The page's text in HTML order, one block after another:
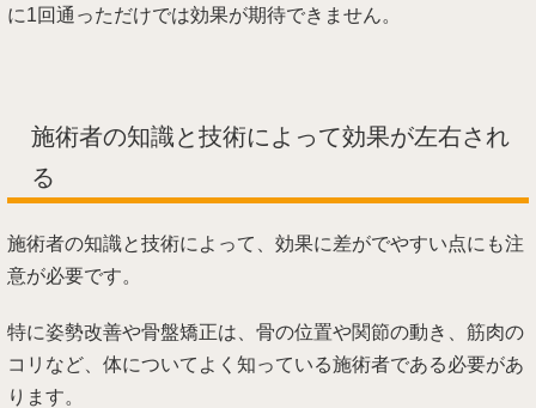
に1回通っただけでは効果が期待できません。
施術者の知識と技術によって効果が左右され
る
施術者の知識と技術によって、効果に差がでやすい点にも注
意が必要です。
特に姿勢改善や骨盤矯正は、骨の位置や関節の動き、筋肉の
コリなど、体についてよく知っている施術者である必要があ
ります。